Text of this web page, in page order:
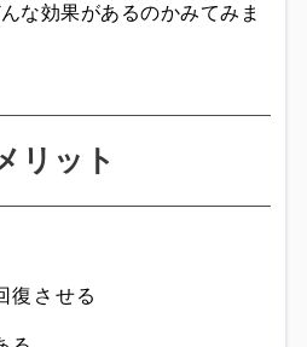
な効果があるのかみてみま
リット
復させる